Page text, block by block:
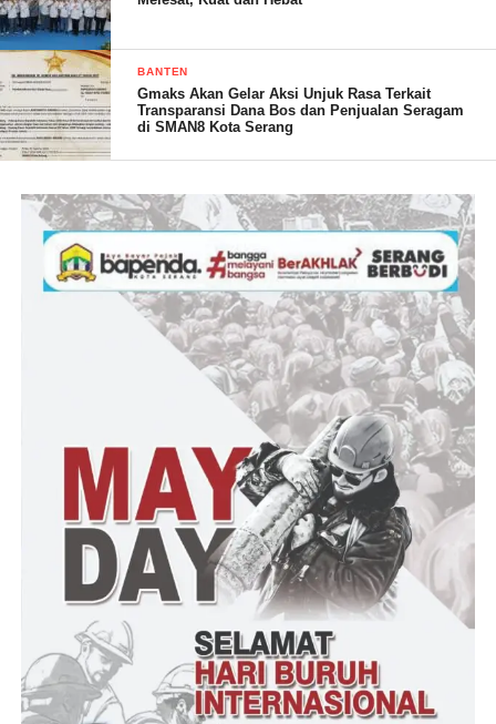
Baharudin. (Dinar)
Post Views: 17
BANTEN
Gmaks Akan Gelar Aksi Unjuk Rasa Terkait
Transparansi Dana Bos dan Penjualan Seragam
di SMAN8 Kota Serang